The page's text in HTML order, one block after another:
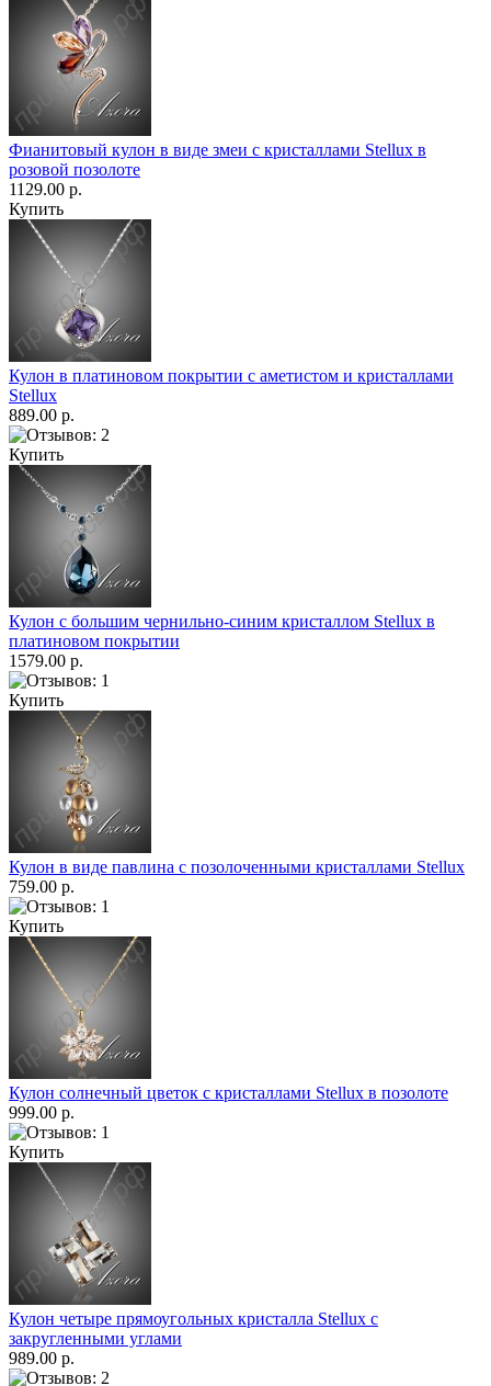
Фианитовый кулон в виде змеи с кристаллами Stellux в
розовой позолоте
1129.00 р.
Купить
Кулон в платиновом покрытии с аметистом и кристаллами
Stellux
889.00 р.
Купить
Кулон с большим чернильно-синим кристаллом Stellux в
платиновом покрытии
1579.00 р.
Купить
Кулон в виде павлина с позолоченными кристаллами Stellux
759.00 р.
Купить
Кулон солнечный цветок с кристаллами Stellux в позолоте
999.00 р.
Купить
Кулон четыре прямоугольных кристалла Stellux с
закругленными углами
989.00 р.